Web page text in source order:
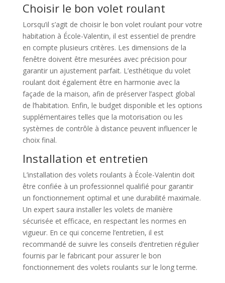
Choisir le bon volet roulant
Lorsqu’il s’agit de choisir le bon volet roulant pour votre
habitation à École-Valentin, il est essentiel de prendre
en compte plusieurs critères. Les dimensions de la
fenêtre doivent être mesurées avec précision pour
garantir un ajustement parfait. L’esthétique du volet
roulant doit également être en harmonie avec la
façade de la maison, afin de préserver l’aspect global
de l’habitation. Enfin, le budget disponible et les options
supplémentaires telles que la motorisation ou les
systèmes de contrôle à distance peuvent influencer le
choix final.
Installation et entretien
L’installation des volets roulants à École-Valentin doit
être confiée à un professionnel qualifié pour garantir
un fonctionnement optimal et une durabilité maximale.
Un expert saura installer les volets de manière
sécurisée et efficace, en respectant les normes en
vigueur. En ce qui concerne l’entretien, il est
recommandé de suivre les conseils d’entretien régulier
fournis par le fabricant pour assurer le bon
fonctionnement des volets roulants sur le long terme.